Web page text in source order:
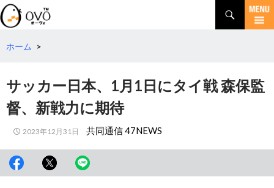
検
索
コ
テ
へ
動
ホーム >
サッカー日本、1月1日にタイ戦 森保監
督、新戦力に期待
2023年12月31日 共同通信 47NEWS